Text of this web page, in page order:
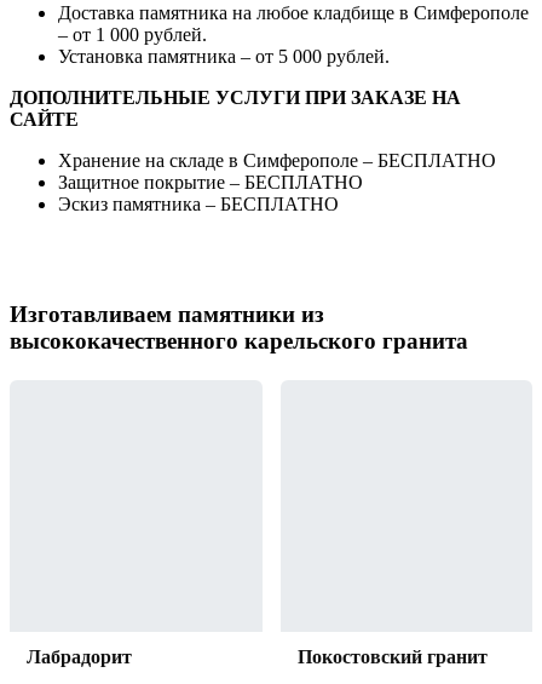
Доставка памятника на любое кладбище в Симферополе
– от 1 000 рублей.
Установка памятника – от 5 000 рублей.
ДОПОЛНИТЕЛЬНЫЕ УСЛУГИ ПРИ ЗАКАЗЕ НА
САЙТЕ
Хранение на складе в Симферополе – БЕСПЛАТНО
Защитное покрытие – БЕСПЛАТНО
Эскиз памятника – БЕСПЛАТНО
Изготавливаем памятники из
высококачественного карельского гранита
Лабрадорит Покостовский гранит